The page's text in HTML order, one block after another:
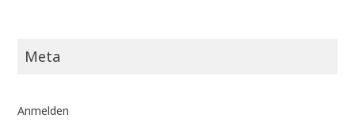
Meta
Anmelden